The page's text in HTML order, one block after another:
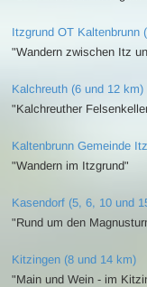
Itzgrund OT Kaltenbrunn
"Wandern zwischen Itz
Kalchreuth (6 und 12 km)
"Kalchreuther
Kaltenbrunn Gemeinde
"Wandern im Itzgrund"
Kasendorf (5, 6, 10 und
"Rund um den
Kitzingen (8 und 14 km)
"Main und Wein - im